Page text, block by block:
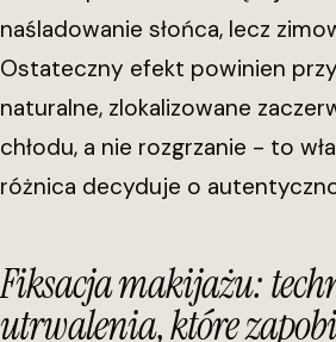
naśladowanie słońca, lecz
Ostateczny efekt powinien
naturalne, zlokalizowane
chłodu, a nie rozgrzanie - to
różnica decyduje o
Fiksacja makijażu:
utrwalenia, które